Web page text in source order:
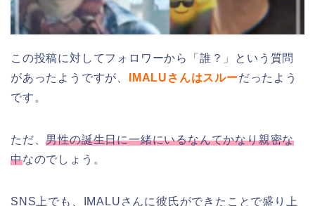
この投稿に対してフォロワーから「誰？」という質問
があったようですが、
IMALUさんはスルーだったよう
です。
ただ、男性の誕生日に一緒にいるなんてかなり親密な
中なのでしょう。
SNS上でも、IMALUさんに彼氏ができたことで盛り上